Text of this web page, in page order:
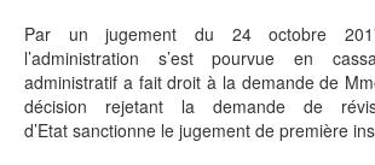
Par un jugement du 24 octobre
l’administration s’est pourvue en
administratif a fait droit à la demande de
décision rejetant la demande de
d’Etat sanctionne le jugement de première